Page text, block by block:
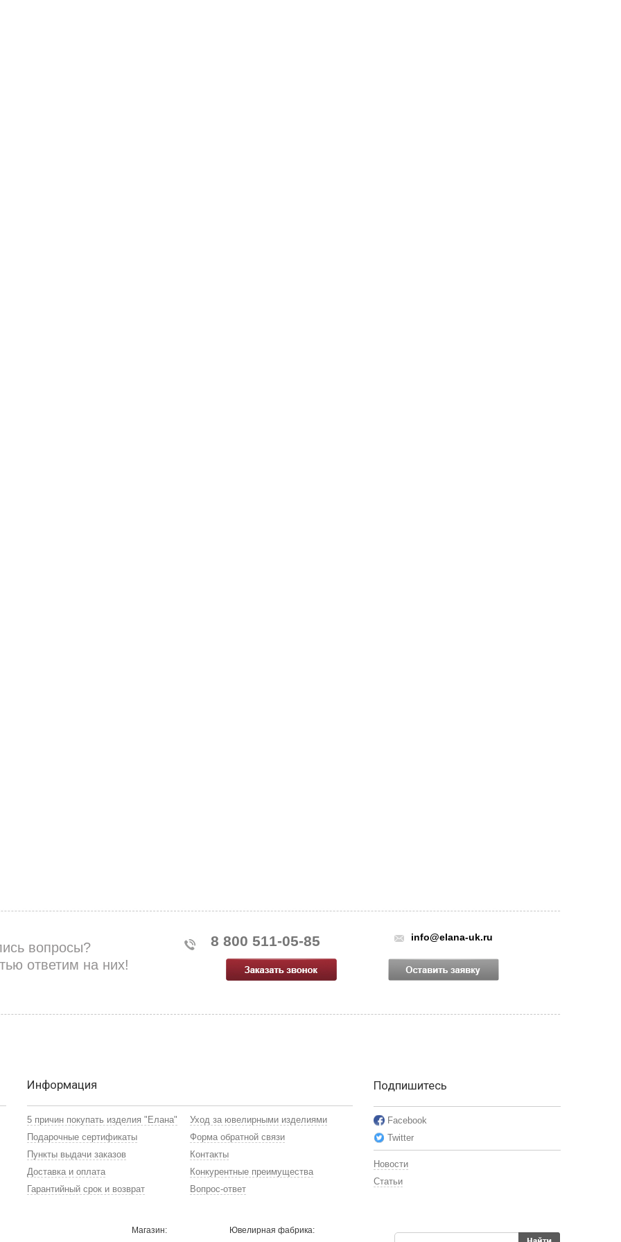
вопросы?
ответим на них!
8 800 511-05-85 info@elana-uk.ru
Информация
5 причин покупать изделия "Елана"
Подарочные сертификаты
Пункты выдачи заказов
Доставка и оплата
Гарантийный срок и возврат
Уход за ювелирными изделиями
Форма обратной связи
Контакты
Конкурентные преимущества
Вопрос-ответ
Подпишитесь
Facebook
Twitter
Новости
Статьи
Магазин: Ювелирная фабрика: